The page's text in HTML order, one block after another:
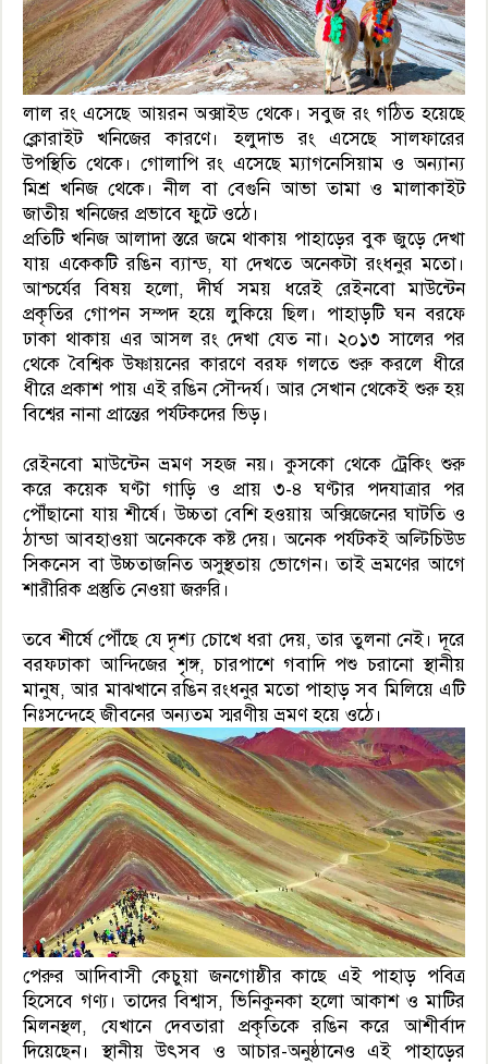
লাল রং এসেছে আয়রন অক্সাইড থেকে। সবুজ রং গঠিত হয়েছে
ক্লোরাইট খনিজের কারণে। হলুদাভ রং এসেছে সালফারের
উপস্থিতি থেকে। গোলাপি রং এসেছে ম্যাগনেসিয়াম ও অন্যান্য
মিশ্র খনিজ থেকে। নীল বা বেগুনি আভা তামা ও মালাকাইট
জাতীয় খনিজের প্রভাবে ফুটে ওঠে।
প্রতিটি খনিজ আলাদা স্তরে জমে থাকায় পাহাড়ের বুক জুড়ে দেখা
যায় একেকটি রঙিন ব্যান্ড, যা দেখতে অনেকটা রংধনুর মতো।
আশ্চর্যের বিষয় হলো, দীর্ঘ সময় ধরেই রেইনবো মাউন্টেন
প্রকৃতির গোপন সম্পদ হয়ে লুকিয়ে ছিল। পাহাড়টি ঘন বরফে
ঢাকা থাকায় এর আসল রং দেখা যেত না। ২০১৩ সালের পর
থেকে বৈশ্বিক উষ্ণায়নের কারণে বরফ গলতে শুরু করলে ধীরে
ধীরে প্রকাশ পায় এই রঙিন সৌন্দর্য। আর সেখান থেকেই শুরু হয়
বিশ্বের নানা প্রান্তের পর্যটকদের ভিড়।
রেইনবো মাউন্টেন ভ্রমণ সহজ নয়। কুসকো থেকে ট্রেকিং শুরু
করে কয়েক ঘণ্টা গাড়ি ও প্রায় ৩-৪ ঘণ্টার পদযাত্রার পর
পৌঁছানো যায় শীর্ষে। উচ্চতা বেশি হওয়ায় অক্সিজেনের ঘাটতি ও
ঠান্ডা আবহাওয়া অনেককে কষ্ট দেয়। অনেক পর্যটকই অল্টিচিউড
সিকনেস বা উচ্চতাজনিত অসুস্থতায় ভোগেন। তাই ভ্রমণের আগে
শারীরিক প্রস্তুতি নেওয়া জরুরি।
তবে শীর্ষে পৌঁছে যে দৃশ্য চোখে ধরা দেয়, তার তুলনা নেই। দূরে
বরফঢাকা আন্দিজের শৃঙ্গ, চারপাশে গবাদি পশু চরানো স্থানীয়
মানুষ, আর মাঝখানে রঙিন রংধনুর মতো পাহাড় সব মিলিয়ে এটি
নিঃসন্দেহে জীবনের অন্যতম স্মরণীয় ভ্রমণ হয়ে ওঠে।
পেরুর আদিবাসী কেচুয়া জনগোষ্ঠীর কাছে এই পাহাড় পবিত্র
হিসেবে গণ্য। তাদের বিশ্বাস, ভিনিকুনকা হলো আকাশ ও মাটির
মিলনস্থল, যেখানে দেবতারা প্রকৃতিকে রঙিন করে আশীর্বাদ
দিয়েছেন। স্থানীয় উৎসব ও আচার-অনুষ্ঠানেও এই পাহাড়ের